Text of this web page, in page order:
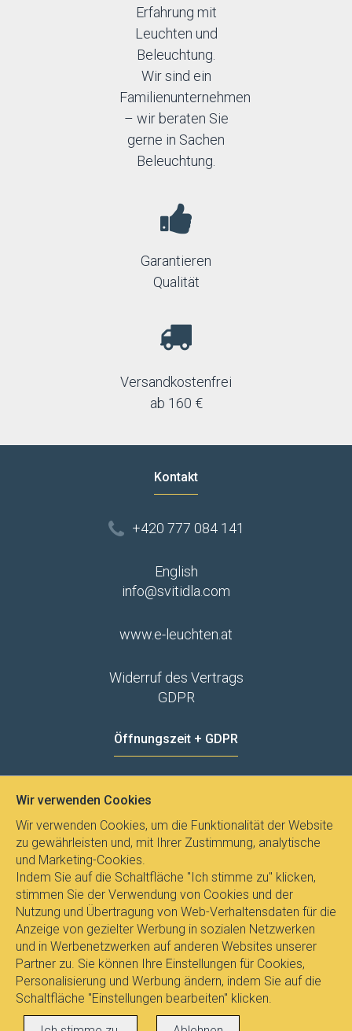
Erfahrung mit
Leuchten und
Beleuchtung.
Wir sind ein
Familienunternehmen
– wir beraten Sie
gerne in Sachen
Beleuchtung.
Garantieren
Qualität
Versandkostenfrei
ab 160 €
Kontakt
+420 777 084 141
English
info@svitidla.com
www.e-leuchten.at
Widerruf des Vertrags
GDPR
Öffnungszeit + GDPR
Wir verwenden Cookies
Wir verwenden Cookies, um die Funktionalität der Website
zu gewährleisten und, mit Ihrer Zustimmung, analytische
und Marketing-Cookies.
Indem Sie auf die Schaltfläche "Ich stimme zu" klicken,
stimmen Sie der Verwendung von Cookies und der
Nutzung und Übertragung von Web-Verhaltensdaten für die
Anzeige von gezielter Werbung in sozialen Netzwerken
und in Werbenetzwerken auf anderen Websites unserer
Partner zu. Sie können Ihre Einstellungen für Cookies,
Personalisierung und Werbung ändern, indem Sie auf die
Schaltfläche "Einstellungen bearbeiten" klicken.